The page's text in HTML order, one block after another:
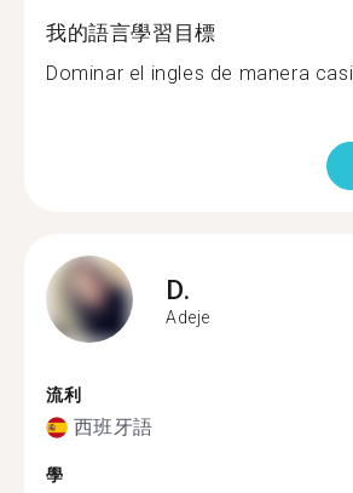
我的語言學習目標
Dominar el ingles de manera casi
D.
Adeje
流利
西班牙語
學